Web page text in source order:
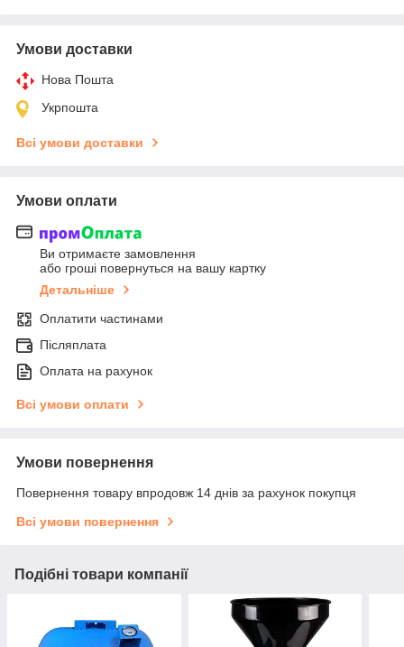
Умови доставки
Нова Пошта
Укрпошта
Всі умови доставки
Умови оплати
Ви отримаєте замовлення
або гроші повернуться на вашу картку
Детальніше
Оплатити частинами
Післяплата
Оплата на рахунок
Всі умови оплати
Умови повернення
Повернення товару впродовж 14 днів за рахунок покупця
Всі умови повернення
Подібні товари компанії